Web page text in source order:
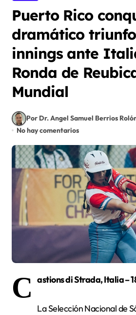
Puerto Rico
dramático
innings ante
Ronda de
Mundial
Por Dr. Angel Samuel Berrios
No hay comentarios
C astions di Strada, Italia –
La Selección Nacional de